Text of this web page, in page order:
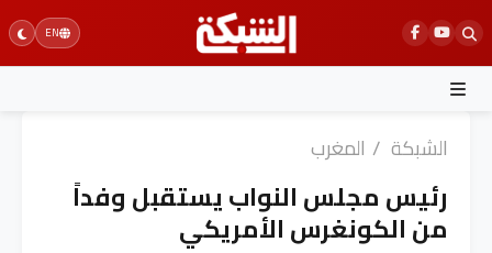
Skip
to
content
EN
الشبكة / المغرب
رئيس مجلس النواب يستقبل وفداً
من الكونغرس الأمريكي